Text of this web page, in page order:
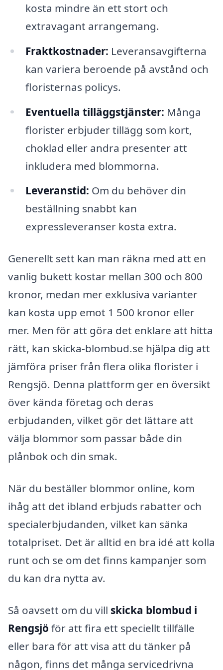
kosta mindre än ett stort och
extravagant arrangemang.
Fraktkostnader: Leveransavgifterna
kan variera beroende på avstånd och
floristernas policys.
Eventuella tilläggstjänster: Många
florister erbjuder tillägg som kort,
choklad eller andra presenter att
inkludera med blommorna.
Leveranstid: Om du behöver din
beställning snabbt kan
expressleveranser kosta extra.
Generellt sett kan man räkna med att en
vanlig bukett kostar mellan 300 och 800
kronor, medan mer exklusiva varianter
kan kosta upp emot 1 500 kronor eller
mer. Men för att göra det enklare att hitta
rätt, kan skicka-blombud.se hjälpa dig att
jämföra priser från flera olika florister i
Rengsjö. Denna plattform ger en översikt
över kända företag och deras
erbjudanden, vilket gör det lättare att
välja blommor som passar både din
plånbok och din smak.
När du beställer blommor online, kom
ihåg att det ibland erbjuds rabatter och
specialerbjudanden, vilket kan sänka
totalpriset. Det är alltid en bra idé att kolla
runt och se om det finns kampanjer som
du kan dra nytta av.
Så oavsett om du vill skicka blombud i
Rengsjö för att fira ett speciellt tillfälle
eller bara för att visa att du tänker på
någon, finns det många servicedrivna